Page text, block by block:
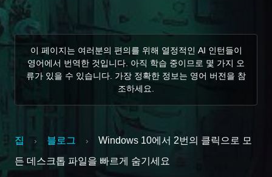
이 페이지는 여러분의 편의를 위해 열정적인 AI 인턴들이
영어에서 번역한 것입니다. 아직 학습 중이므로 몇 가지 오
류가 있을 수 있습니다. 가장 정확한 정보는 영어 버전을 참
조하세요.
집 › 블로그 ›
Windows 10에서 2번의 클릭으로 모
든 데스크톱 파일을 빠르게 숨기세요